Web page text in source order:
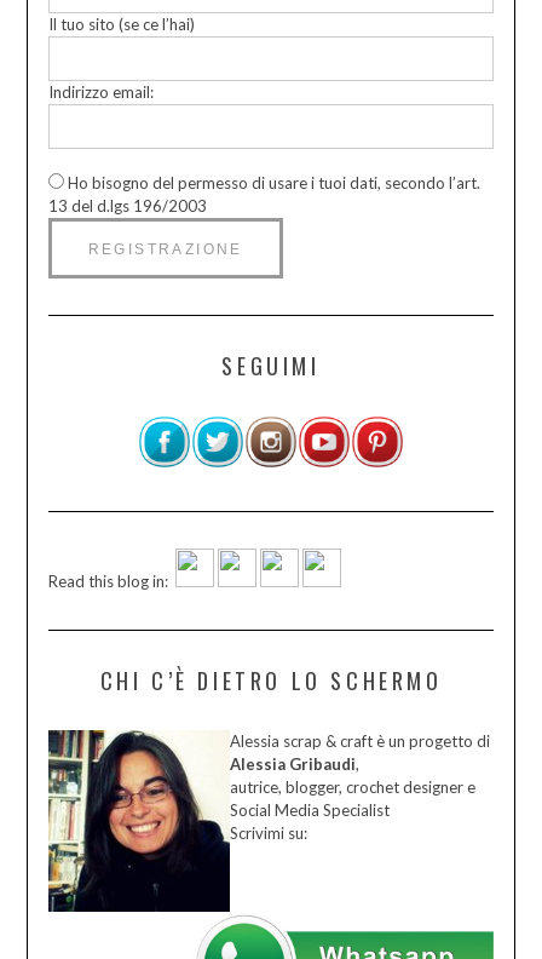
Il tuo sito (se ce l’hai)
Indirizzo email:
Ho bisogno del permesso di usare i tuoi dati, secondo l’art.
13 del d.lgs 196/2003
SEGUIMI
Read this blog in:
CHI C’È DIETRO LO SCHERMO
Alessia scrap & craft è un progetto di
Alessia Gribaudi,
autrice, blogger, crochet designer e
Social Media Specialist
Scrivimi su: